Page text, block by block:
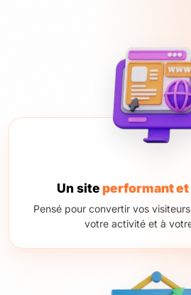
Un siteperformant et
Pensé pour convertir vos
votre activité et à